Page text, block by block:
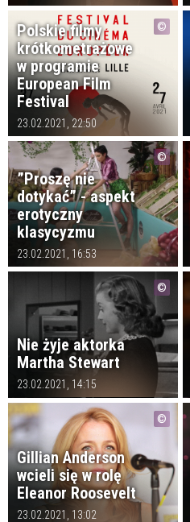
Polskie filmy
krótkometrażowe
w programie
European Film
Festival
23.02.2021, 22:50
”Proszę nie
dotykać” - aspekt
erotyczny
klasycyzmu
23.02.2021, 16:53
Nie żyje aktorka
Martha Stewart
23.02.2021, 14:15
Gillian Anderson
wcieli się w rolę
Eleanor Roosevelt
23.02.2021, 13:02